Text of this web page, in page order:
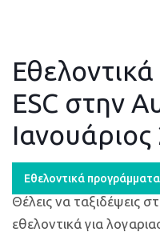
ESC στην
Εθελοντικά
Θέλεις να ταξιδέψεις
εθελοντικά για